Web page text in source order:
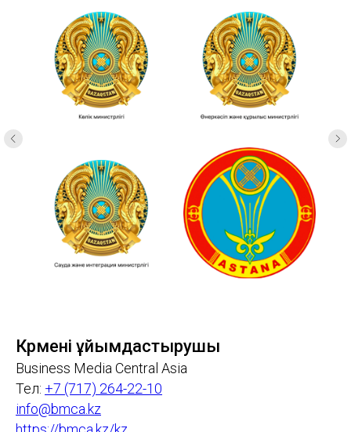
Көрмені ұйымдастырушы
Business Media Central Asia
Тел: +7 (717) 264-22-10
info@bmca.kz